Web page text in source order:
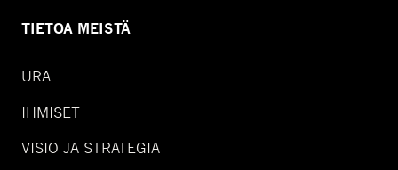
TIETOA MEISTÄ
URA
IHMISET
VISIO JA STRATEGIA